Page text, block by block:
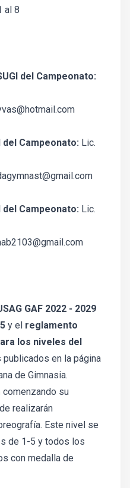
al 8
del Campeonato:
Campeonato: Lic.
Campeonato: Lic.
GAF 2022 - 2029
y el reglamento
los niveles del
publicados en la página
de Gimnasia.
comenzando su
realizarán
Este nivel se
de 1-5 y todos los
con medalla de